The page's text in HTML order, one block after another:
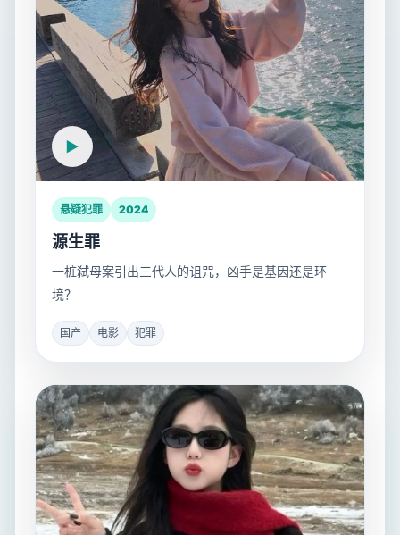
悬疑犯罪 2024
源生罪
一桩弑母案引出三代人的诅咒，凶手是基因还是环
境？
国产 电影 犯罪